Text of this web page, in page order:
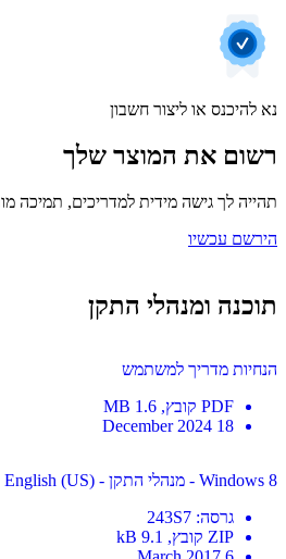
נא להיכנס או ליצור חשבון
רשום את המוצר שלך
תהייה לך גישה מידית למדריכים, תמיכה
הירשם עכשיו
תוכנה ומנהלי התקן
הנחיות מדריך למשתמש
PDF קובץ, 1.6 MB
18 December 2024
Windows 8 - מנהלי התקן - English (US)
גרסה:
243S7
ZIP קובץ, 9.1 kB